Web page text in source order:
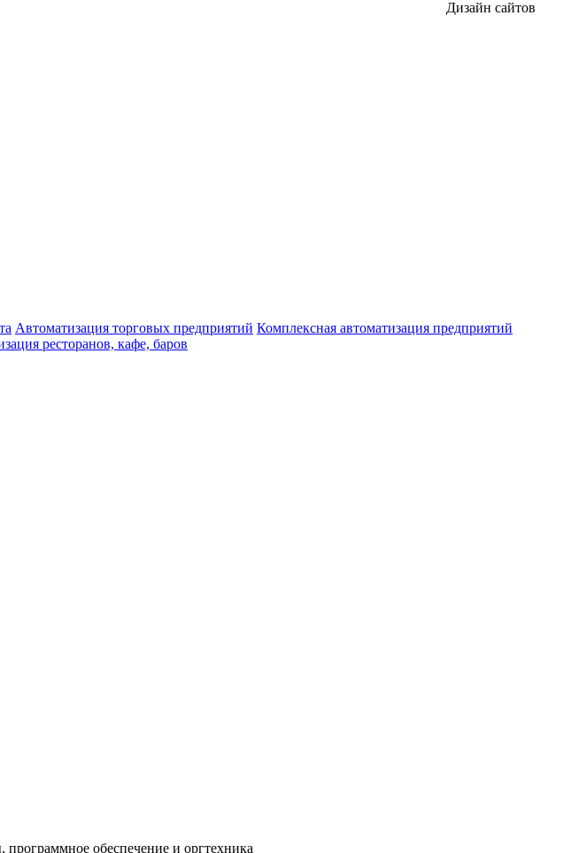
Автоматизация торговых предприятий Комплексная автоматизация предприятий
ресторанов, кафе, баров
обеспечение и оргтехника
Дизайн сайтов